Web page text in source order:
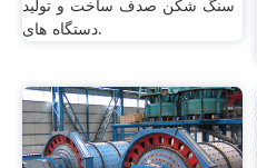
سنگ شکن صدف ساخت و تولید
دستگاه های.